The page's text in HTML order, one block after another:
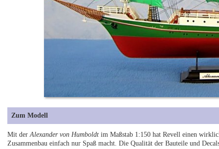
Zum Modell
Mit derAlexander von Humboldt im Maßstab 1:150 hat Revell einen
Zusammenbau einfach nur Spaß macht. Die Qualität der Bauteile und